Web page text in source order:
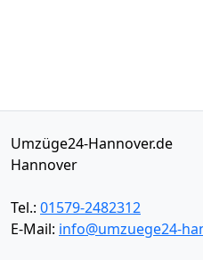
Umzüge24-Hannover.de
Hannover
Tel.: 01579-2482312
E-Mail: info@umzuege24-